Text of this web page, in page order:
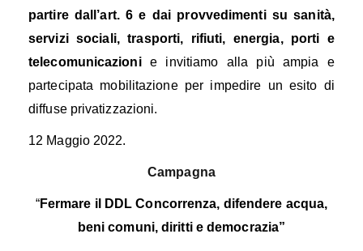
partire dall’art. 6 e dai provvedimenti su sanità,
servizi sociali, trasporti, rifiuti, energia, porti e
telecomunicazionie invitiamo al la più ampia e
partecipata mobilitazione per impedire un esito di
diffuse privatizzazioni.
12 Maggio 2022.
Campagna
“Fermare il DDL Concorrenza, difendere acqua,
beni comuni, diritti e democrazia”